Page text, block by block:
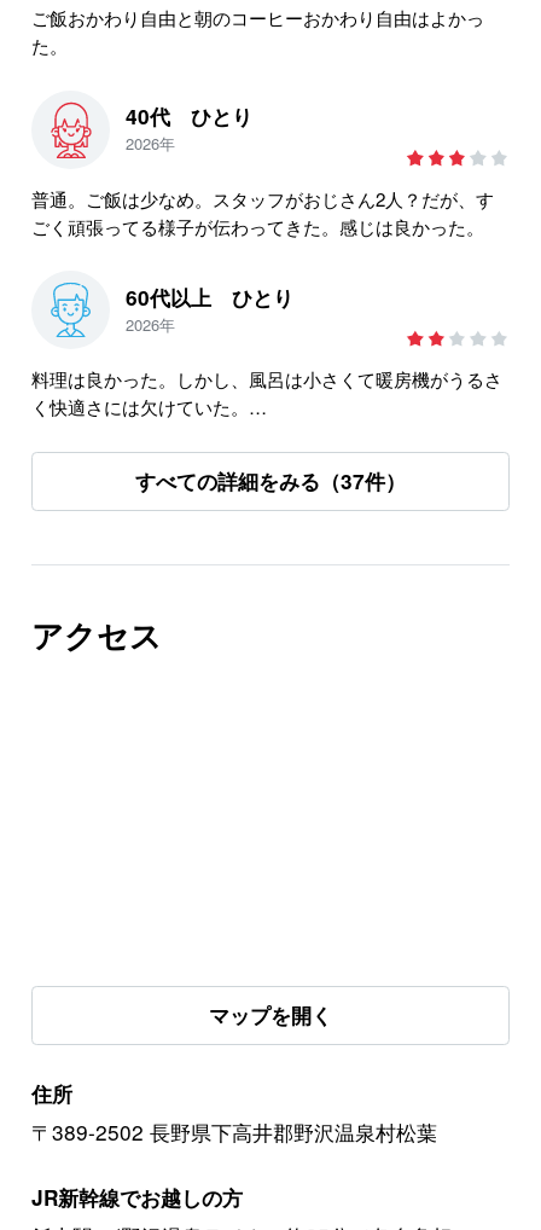
ご飯おかわり自由と朝のコーヒーおかわり自由はよかっ
た。
40代 ひとり
2026年
普通。ご飯は少なめ。スタッフがおじさん2人？だが、す
ごく頑張ってる様子が伝わってきた。感じは良かった。
60代以上 ひとり
2026年
料理は良かった。しかし、風呂は小さくて暖房機がうるさ
く快適さには欠けていた。
うとかんじた。
すべての詳細をみる（37件）
アクセス
マップを開く
住所
〒389-2502 長野県下高井郡野沢温泉村松葉
JR新幹線でお越しの方